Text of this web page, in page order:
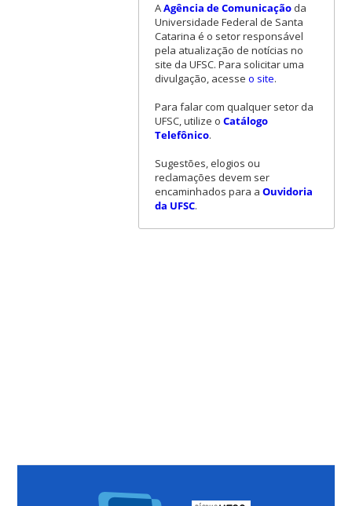
AAgência de Comunicaçãoda
Universidade Federal de Santa
Catarina é o setor responsável
pela atualização de notícias no
site da UFSC. Para solicitar uma
divulgação, acesse o site.
Para falar com qualquer setor da
UFSC, utilize o Catálogo
Telefônico.
Sugestões, elogios ou
reclamações devem ser
encaminhados para a Ouvidoria
da UFSC.